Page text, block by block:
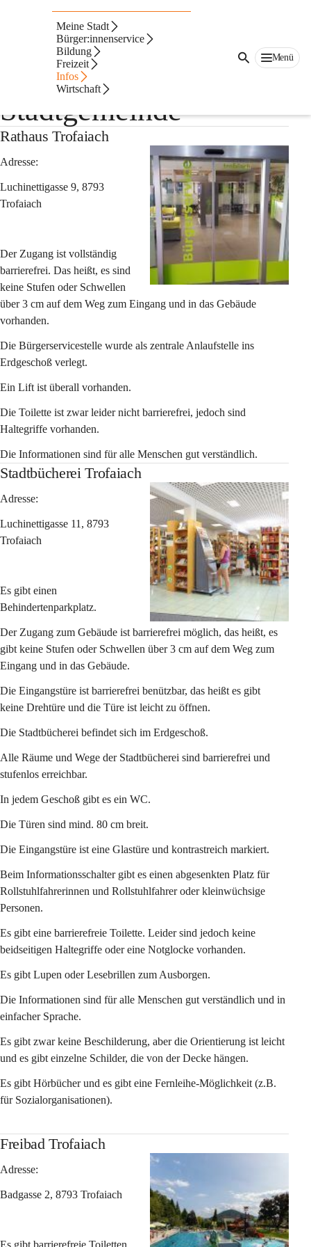
Meine Stadt
Bürger:innenservice
Bildung
Freizeit
Infos
Wirtschaft
Menü
Barrierefreie
Einrichtungen der
Stadtgemeinde
Rathaus Trofaiach
Adresse:
Luchinettigasse 9, 8793
Trofaiach
Der Zugang ist vollständig
barrierefrei. Das heißt, es sind
keine Stufen oder Schwellen
über 3 cm auf dem Weg zum Eingang und in das Gebäude
vorhanden.
Die Bürgerservicestelle wurde als zentrale Anlaufstelle ins
Erdgeschoß verlegt.
Ein Lift ist überall vorhanden.
Die Toilette ist zwar leider nicht barrierefrei, jedoch sind
Haltegriffe vorhanden.
Die Informationen sind für alle Menschen gut verständlich.
Stadtbücherei Trofaiach
Adresse:
Luchinettigasse 11, 8793
Trofaiach
Es gibt einen
Behindertenparkplatz.
Der Zugang zum Gebäude ist barrierefrei möglich, das heißt, es
gibt keine Stufen oder Schwellen über 3 cm auf dem Weg zum
Eingang und in das Gebäude.
Die Eingangstüre ist barrierefrei benützbar, das heißt es gibt
keine Drehtüre und die Türe ist leicht zu öffnen.
Die Stadtbücherei befindet sich im Erdgeschoß.
Alle Räume und Wege der Stadtbücherei sind barrierefrei und
stufenlos erreichbar.
In jedem Geschoß gibt es ein WC.
Die Türen sind mind. 80 cm breit.
Die Eingangstüre ist eine Glastüre und kontrastreich markiert.
Beim Informationsschalter gibt es einen abgesenkten Platz für
Rollstuhlfahrerinnen und Rollstuhlfahrer oder kleinwüchsige
Personen.
Es gibt eine barrierefreie Toilette. Leider sind jedoch keine
beidseitigen Haltegriffe oder eine Notglocke vorhanden.
Es gibt Lupen oder Lesebrillen zum Ausborgen.
Die Informationen sind für alle Menschen gut verständlich und in
einfacher Sprache.
Es gibt zwar keine Beschilderung, aber die Orientierung ist leicht
und es gibt einzelne Schilder, die von der Decke hängen.
Es gibt Hörbücher und es gibt eine Fernleihe-Möglichkeit (z.B.
für Sozialorganisationen).
Freibad Trofaiach
Adresse:
Badgasse 2, 8793 Trofaiach
Es gibt barrierefreie Toiletten